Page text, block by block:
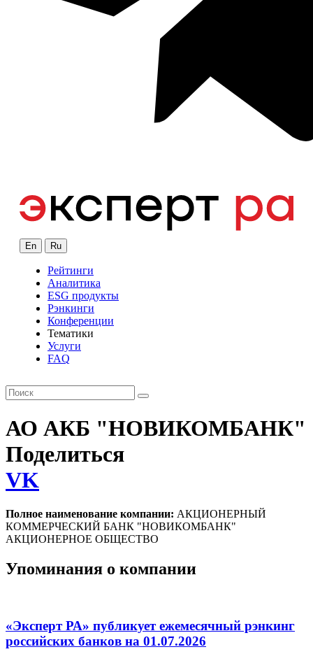
En Ru
Рейтинги
Аналитика
ESG продукты
Рэнкинги
Конференции
Тематики
Услуги
FAQ
АО АКБ "НОВИКОМБАНК"
Поделиться
VK
Полное наименование компании: АКЦИОНЕРНЫЙ
КОММЕРЧЕСКИЙ БАНК "НОВИКОМБАНК"
АКЦИОНЕРНОЕ ОБЩЕСТВО
Упоминания о компании
«Эксперт РА» публикует ежемесячный рэнкинг
российских банков на 01.07.2026